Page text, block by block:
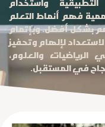
فهم أنماط التعلم
بشكل أفضل. وبإتمام
لإلهام وتحفيز
والعلوم،
في المستقبل.